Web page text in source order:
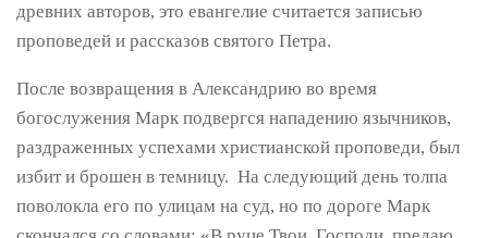
древних авторов, это евангелие считается записью
проповедей и рассказов святого Петра.
После возвращения в Александрию во время
богослужения Марк подвергся нападению язычников,
раздраженных успехами христианской проповеди, был
избит и брошен в темницу. На следующий день толпа
поволокла его по улицам на суд, но по дороге Марк